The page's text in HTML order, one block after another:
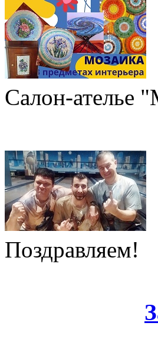
Салон-ателье
Поздравляем!